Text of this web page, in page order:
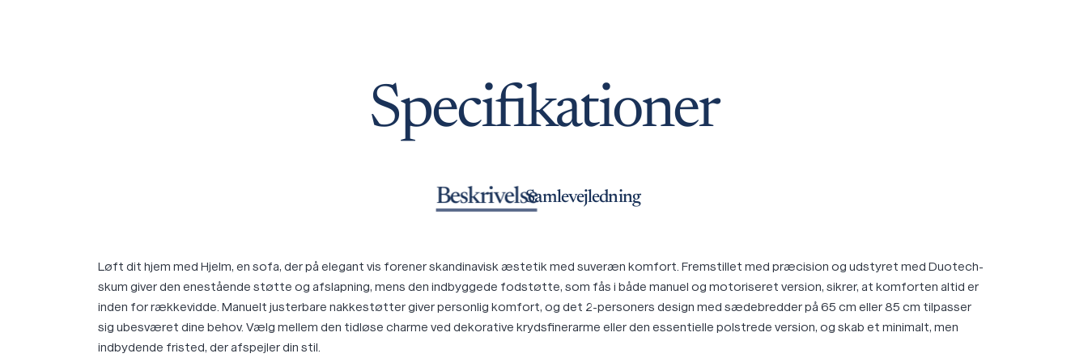
Specifikationer
BeskrivelseSamlevejledning
Løft dit hjem med Hjelm, en sofa, der på elegant vis forener skandinavisk æstetik med suveræn komfort. Fremstillet med præcision og udstyret med Duotech-
skum giver den enestående støtte og afslapning, mens den indbyggede fodstøtte, som fås i både manuel og motoriseret version, sikrer, at komforten altid er
inden for rækkevidde. Manuelt justerbare nakkestøtter giver personlig komfort, og det 2-personers design med sædebredder på 65 cm eller 85 cm tilpasser
sig ubesværet dine behov. Vælg mellem den tidløse charme ved dekorative krydsfinerarme eller den essentielle polstrede version, og skab et minimalt, men
indbydende fristed, der afspejler din stil.